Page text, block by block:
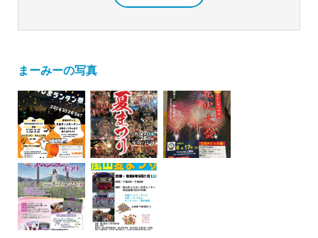
まーみーの写真